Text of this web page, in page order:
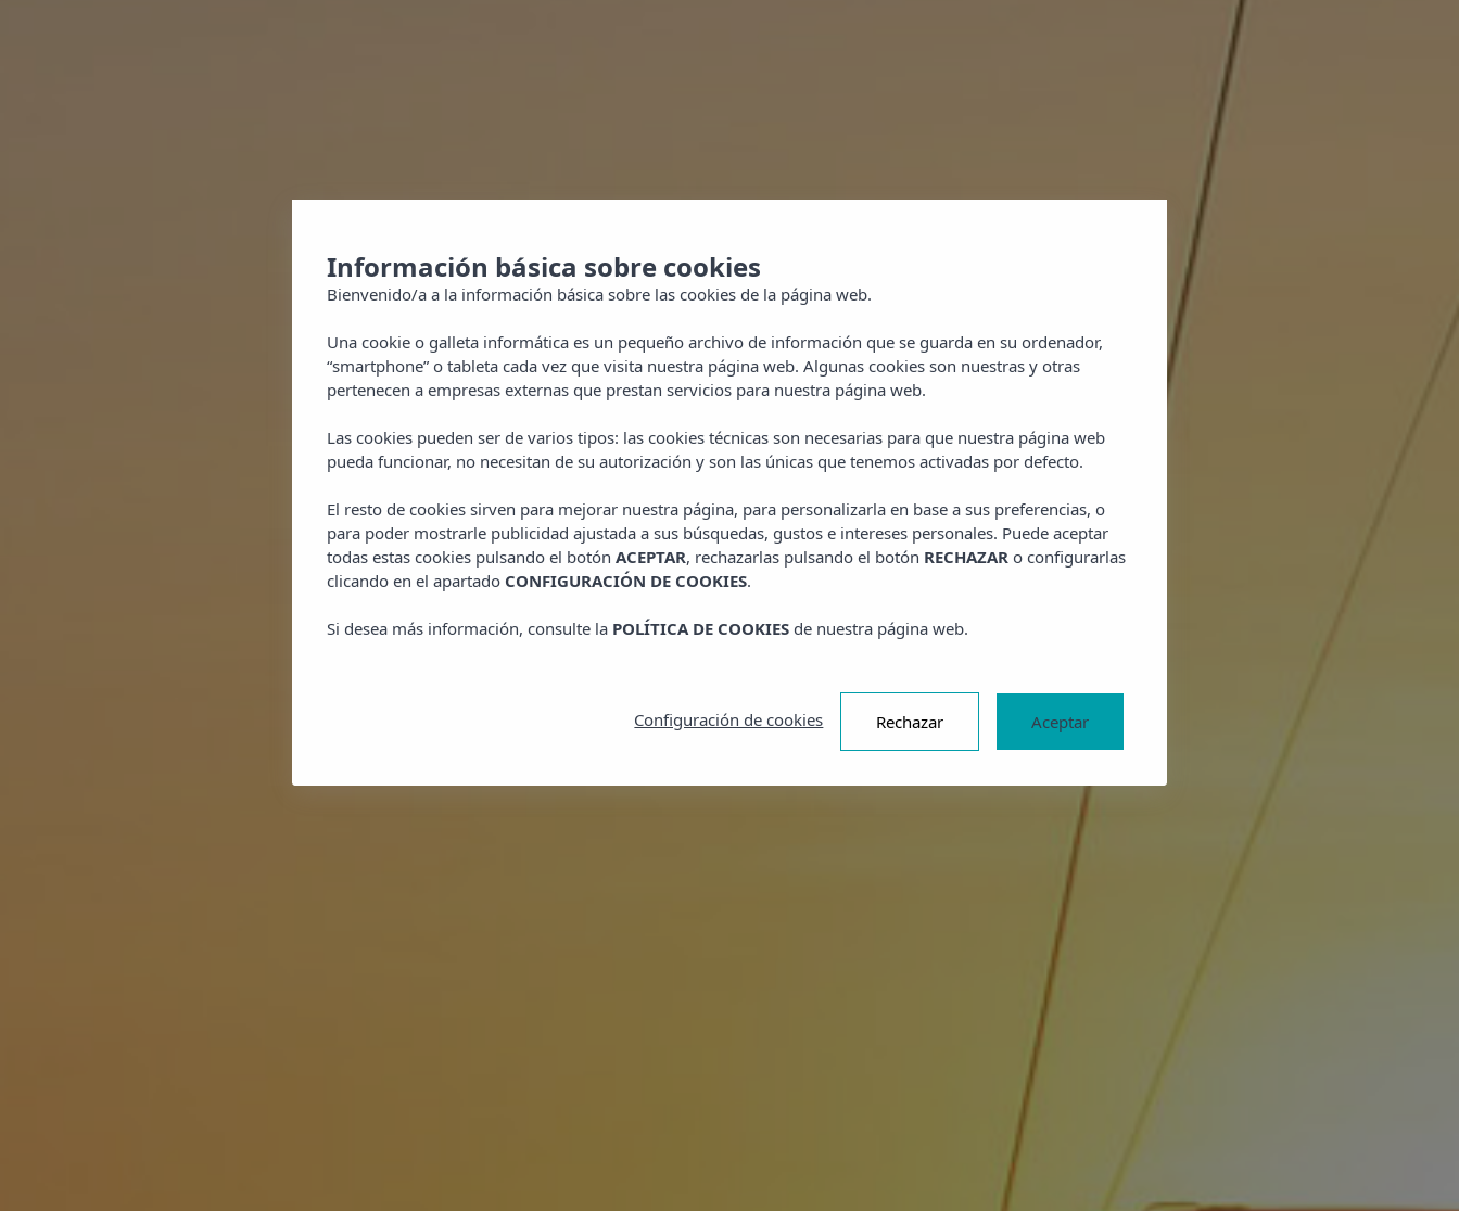
Información básica sobre cookies
Bienvenido/a a la información básica sobre las cookies de la página web.
Una cookie o galleta informática es un pequeño archivo de información que se guarda en su ordenador,
“smartphone” o tableta cada vez que visita nuestra página web. Algunas cookies son nuestras y otras
pertenecen a empresas externas que prestan servicios para nuestra página web.
Las cookies pueden ser de varios tipos: las cookies técnicas son necesarias para que nuestra página web
pueda funcionar, no necesitan de su autorización y son las únicas que tenemos activadas por defecto.
El resto de cookies sirven para mejorar nuestra página, para personalizarla en base a sus preferencias, o
para poder mostrarle publicidad ajustada a sus búsquedas, gustos e intereses personales. Puede aceptar
todas estas cookies pulsando el botón ACEPTAR, rechazarlas pulsando el botón RECHAZAR o configurarlas
clicando en el apartado CONFIGURACIÓN DE COOKIES.
Si desea más información, consulte la POLÍTICA DE COOKIESde nuestra página web.
Configuración de cookies Rechazar Aceptar